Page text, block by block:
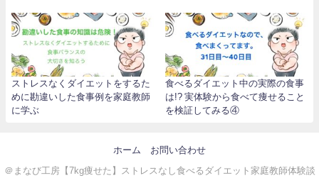
ストレスなくダイエットをするた
めに勘違いした食事例を家庭教師
に学ぶ
食べるダイエット中の実際の食事
は!? 実体験から食べて痩せること
を検証してみる④
ホーム お問い合わせ
＠まなび工房【7kg痩せた】ストレスなし食べるダイエット家庭教師体験談